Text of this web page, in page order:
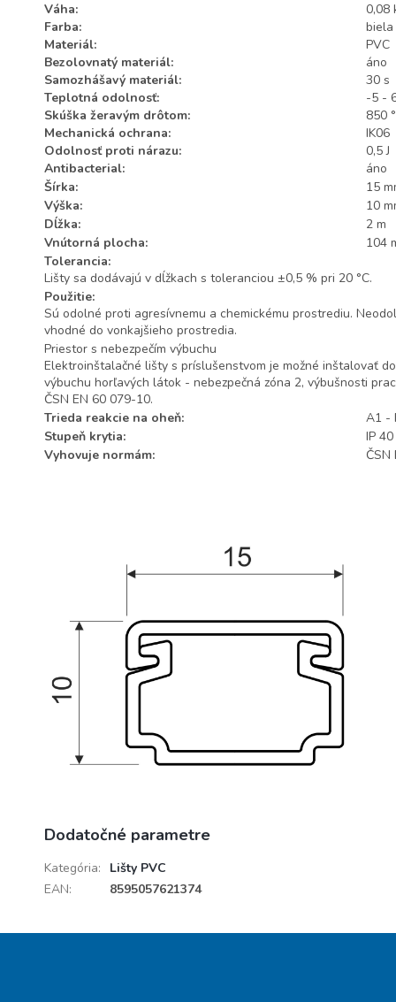
Váha:
0,08
Farba:
biela
Materiál:
PVC
Bezolovnatý materiál:
áno
Samozhášavý materiál:
30 s
Teplotná odolnosť:
-5 -
Skúška žeravým drôtom:
850
Mechanická ochrana:
IK06
Odolnosť proti nárazu:
0,5 J
Antibacterial:
áno
Šírka:
15
Výška:
10
Dĺžka:
2 m
Vnútorná plocha:
104
Tolerancia:
Lišty sa dodávajú v dĺžkach s toleranciou ±0,5 % pri 20 °C.
Použitie:
Sú odolné proti agresívnemu a chemickému prostrediu.
vhodné do vonkajšieho prostredia.
Priestor s nebezpečím výbuchu
Elektroinštalačné lišty s príslušenstvom je možné inštalovať
výbuchu horľavých látok - nebezpečná zóna 2, výbušnosti
ČSN EN 60 079-10.
Trieda reakcie na oheň:
A1 -
Stupeň krytia:
IP 40
Vyhovuje normám:
ČSN
Dodatočné parametre
Kategória:
Lišty PVC
EAN: 8595057621374